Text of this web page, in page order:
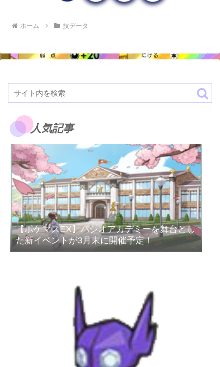
ホーム 技データ
人気記事
【ポケマスEX】パシオアカデミーを舞台とし
た新イベントが3月末に開催予定！